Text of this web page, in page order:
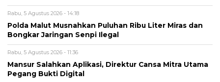
Rabu, 5 Agustus 2026 - 14:18
Polda Malut Musnahkan Puluhan Ribu Liter Miras dan
Bongkar Jaringan Senpi Ilegal
Rabu, 5 Agustus 2026 - 11:36
Mansur Salahkan Aplikasi, Direktur Cansa Mitra Utama
Pegang Bukti Digital